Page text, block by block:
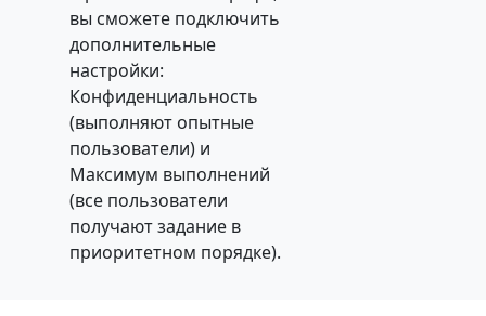
вы сможете подключить
дополнительные
настройки:
Конфиденциальность
(выполняют опытные
пользователи) и
Максимум выполнений
(все пользователи
получают задание в
приоритетном порядке).